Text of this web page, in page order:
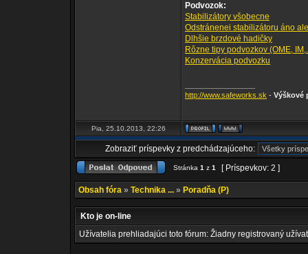
Podvozok:
Stabilizátory všobecne
Odstránenei stabilizátoru áno
Dlhšie brzdové hadičky
Rôzne tipy podvozkov (OME,
Konzervácia podvozku
http://www.safeworks.sk - Výškové
Pia, 25.10.2013, 22:26
Zobraziť príspevky z predchádzajúceho:
Stránka 1 z 1 [ Príspevkov: 2 ]
Obsah fóra » Technika ... » Poradňa (P)
Kto je on-line
Užívatelia prehliadajúci toto fórum: Žiadny registrovaný